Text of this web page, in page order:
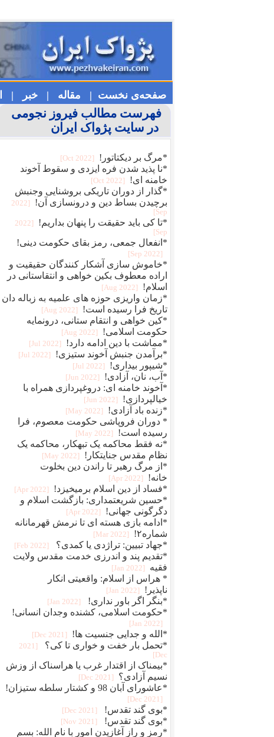
صفحه‌ی نخست | مقاله | خبر |
فهرست مطالب فیروز نجومی
در سایت پژواک ایران
*مرگ بر دیکتاتور! [2022 Oct]
*نا پذید شدن فره ایزدی و سقوط آخوند
خامنه ای!
[2022 Oct]
*گذار از دوران تاریکی بروشنایی وجنبش
برچیدن بساط دین و درونسازی آن!
[2022
Sep]
*تا کی باید حقیقت را پنهان بداریم!
[2022
Sep]
*انفعال جمعی، رمز بقای حکومت دینی!
[2022 Sep]
*خاموش سازی آشکار کنندگان حقیقیت و
اراده معطوف بکین خواهی و انتقاستانی در
اسلام!
[2022 Aug]
*زمان واریزی حوزه های علمیه به زباله دان
تاریخ فرا رسیده است!
[2022 Aug]
*کین خواهی و انتقام ستانی، درونمایه
حکومت اسلامی!
[2022 Aug]
*مماشت با دین ادامه دارد! [2022 Jul]
*برآمدن جنبش آخوند ستیزی! [2022 Jul]
*شیپور بیداری! [2022 Jul]
*آب، نان، آزادی! [2022 Jun]
*آخوند خامنه ای: دروغپردازی همراه با
خیالپردازی!
[2022 Jun]
*زنده باد آزادی! [2022 May]
* دوران فروپاشی حکومت معصوم، فرا
رسیده است!
[2022 May]
*نه فقط محاکمه یک تبهکار، محاکمه یک
نظام مقدس جنایتکار!
[2022 May]
*از مرگ رهبر تا راندن دین بخلوت
خانه!
[2022 Apr]
*فساد از دین اسلام برمیخیزد! [2022 Apr]
*حسین شریعتمداری: بازگشت اسلام و
دگرگونی جهانی!
[2022 Apr]
*ادامه بازی هسته ای تا نرمش قهرمانانه
شماره۲!
[2022 Mar]
*جهاد تبیین: تراژدی یا کمدی؟ [2022 Feb]
*تقدیم پند و اندرزی خدمت مقدس ولایت
فقیه
[2022 Jan]
* هراس از اسلام: واقعیتی انکار
ناپذیر!
[2022 Jan]
*بنگر اگر باور نداری! [2022 Jan]
*حکومت اسلامی، کشنده وجدان انسانی!
[2022 Jan]
*الله و جدایی جنسیت ها! [2021 Dec]
*تحمل بار خفت و خواری تا کی؟
[2021
Dec]
*بیمناک از اقتدار غرب یا هراسناک از وزش
نسیم آزادی؟
[2021 Dec]
*عاشورای آبان 98 و کشتار سلطه ستیزان!
[2021 Dec]
*بوی گند تقدس! [2021 Dec]
*بوی گند تقدس! [2021 Nov]
*رمز و راز آغازیدن امور با نام الله: بسم